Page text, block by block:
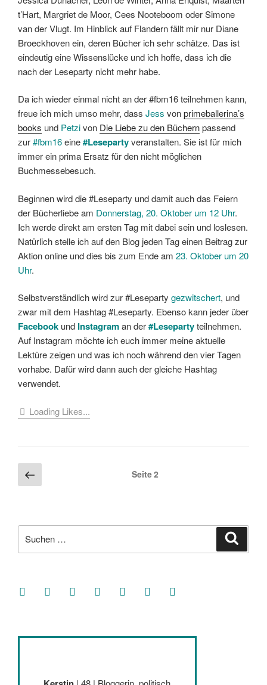
t’Hart, Margriet de Moor, Cees Nooteboom oder Simone
van der Vlugt. Im Hinblick auf Flandern fällt mir nur Diane
Broeckhoven ein, deren Bücher ich sehr schätze. Das ist
eindeutig eine Wissenslücke und ich hoffe, dass ich die
nach der Leseparty nicht mehr habe.
Da ich wieder einmal nicht an der #fbm16 teilnehmen kann,
freue ich mich umso mehr, dass Jess vonprimeballerina’s
books und Petzivon Die Liebe zu den Büchernpassend
zur#fbm16eine#Lesepartyveranstalten. Sie ist für mich
immer ein prima Ersatz für den nicht möglichen
Buchmessebesuch.
Beginnen wird die #Leseparty und damit auch das Feiern
der Bücherliebe am Donnerstag, 20. Oktober um 12 Uhr.
Ich werde direkt am ersten Tag mit dabei sein und loslesen.
Natürlich stelle ich auf den Blog jeden Tag einen Beitrag zur
Aktion online und dies bis zum Ende am 23. Oktober um 20
Uhr.
Selbstverständlich wird zur #Leseparty gezwitschert, und
zwar mit dem Hashtag #Leseparty. Ebenso kann jeder über
Facebook und Instagraman der#Lesepartyteilnehmen.
Auf Instagram möchte ich euch immer meine aktuelle
Lektüre zeigen und was ich noch während den vier Tagen
vorhabe. Dafür wird dann auch der gleiche Hashtag
verwendet.
Loading Likes...
Seitennummerierung
der
Vorherige
Seite
Seite2
nach:
facebooksoundcloud
twitter mastodoninstagramthreads goodreads